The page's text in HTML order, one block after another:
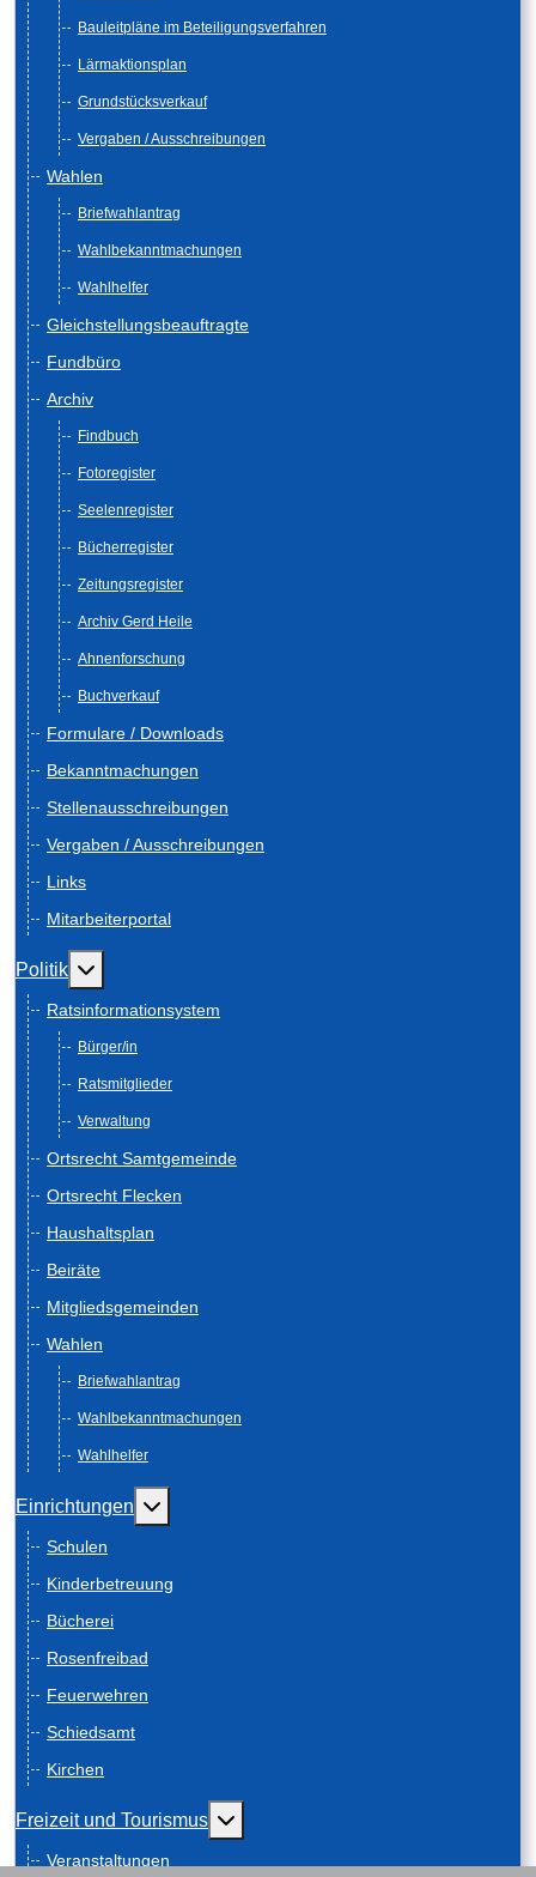
Bauleitpläne im Beteiligungsverfahren
Lärmaktionsplan
Grundstücksverkauf
Vergaben / Ausschreibungen
Wahlen
Briefwahlantrag
Wahlbekanntmachungen
Wahlhelfer
Gleichstellungsbeauftragte
Fundbüro
Archiv
Findbuch
Fotoregister
Seelenregister
Bücherregister
Zeitungsregister
Archiv Gerd Heile
Ahnenforschung
Buchverkauf
Formulare / Downloads
Bekanntmachungen
Stellenausschreibungen
Vergaben / Ausschreibungen
Links
Mitarbeiterportal
Politik Weitere Informationen: Politik
Ratsinformationsystem
Bürger/in
Ratsmitglieder
Verwaltung
Ortsrecht Samtgemeinde
Ortsrecht Flecken
Haushaltsplan
Beiräte
Mitgliedsgemeinden
Wahlen
Briefwahlantrag
Wahlbekanntmachungen
Wahlhelfer
Einrichtungen Weitere Informationen: Einrichtungen
Schulen
Kinderbetreuung
Bücherei
Rosenfreibad
Feuerwehren
Schiedsamt
Kirchen
Freizeit und Tourismus Weitere Informationen: Freizeit und
Veranstaltungen